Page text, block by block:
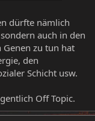
dürfte nämlich
auch in den
zu tun hat
den
Schicht usw.
Off Topic.